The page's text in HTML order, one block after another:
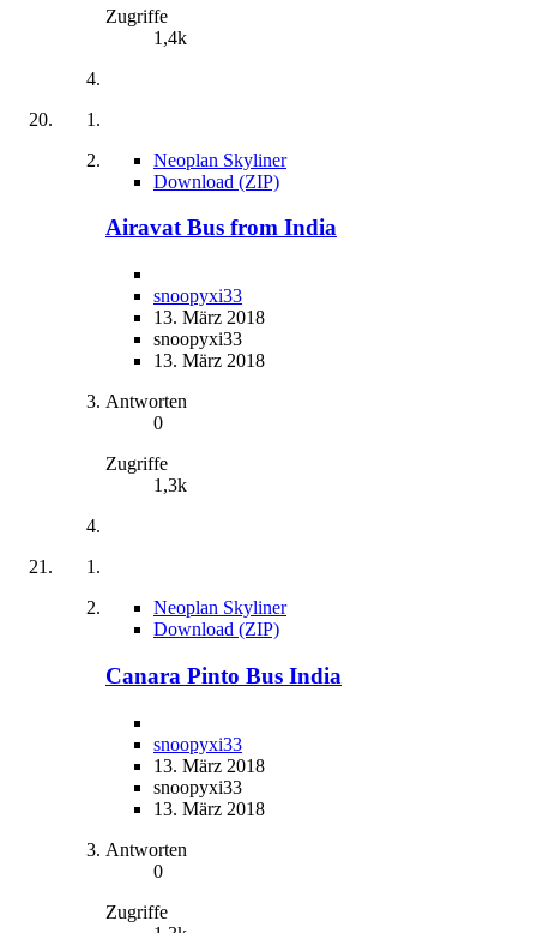
Zugriffe
1,4k
Neoplan Skyliner
Download (ZIP)
Airavat Bus from India
snoopyxi33
13. März 2018
snoopyxi33
13. März 2018
Antworten
0
Zugriffe
1,3k
Neoplan Skyliner
Download (ZIP)
Canara Pinto Bus India
snoopyxi33
13. März 2018
snoopyxi33
13. März 2018
Antworten
0
Zugriffe